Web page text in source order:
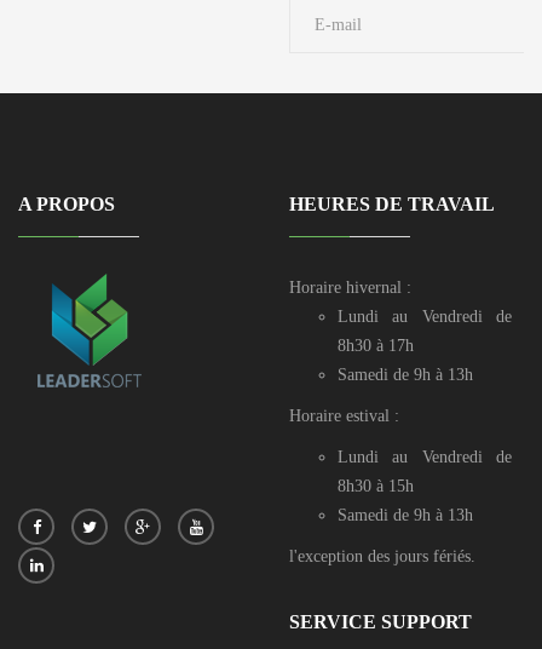
A PROPOS HEURES DE TRAVAIL
Horaire hivernal :
Lundi au Vendredi de
8h30 à 17h
Samedi de 9h à 13h
Horaire estival :
Lundi au Vendredi de
8h30 à 15h
Samedi de 9h à 13h
l'exception des jours fériés.
SERVICE SUPPORT